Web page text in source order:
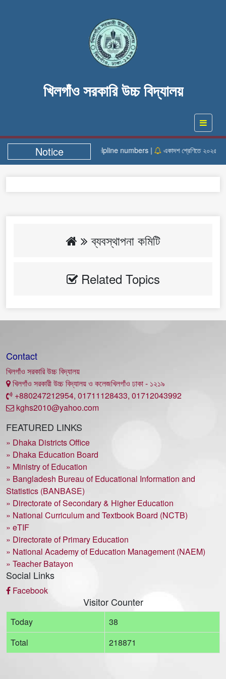
খিলগাঁও সরকারি উচ্চ বিদ্যালয়
Notice Helpline numbers | একাদশ শ্রেণিতে ২০২৫-
ব্যবস্থাপনা কমিটি
Related Topics
Contact
খিলগাঁও সরকারি উচ্চ বিদ্যালয়
খিলগাঁও সরকারী উচ্চ বিদ্যালয় ও কলেজখিলগাঁও ঢাকা - ১২১৯
+880247212954, 01711128433, 01712043992
kghs2010@yahoo.com
FEATURED LINKS
» Dhaka Districts Office
» Dhaka Education Board
» Ministry of Education
» Bangladesh Bureau of Educational Information and
Statistics (BANBASE)
» Directorate of Secondary & Higher Education
» National Curriculum and Textbook Board (NCTB)
» eTIF
» Directorate of Primary Education
» National Academy of Education Management (NAEM)
» Teacher Batayon
Social Links
Facebook
Visitor Counter
Today
38
Total
218871